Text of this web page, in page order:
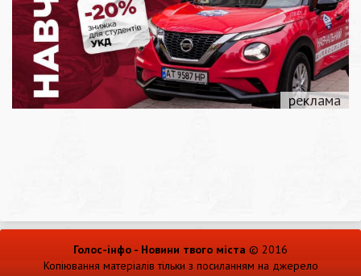
Голос-інфо - Новини твого міста © 2016
Копіювання матеріалів тільки з посиланням на джерело